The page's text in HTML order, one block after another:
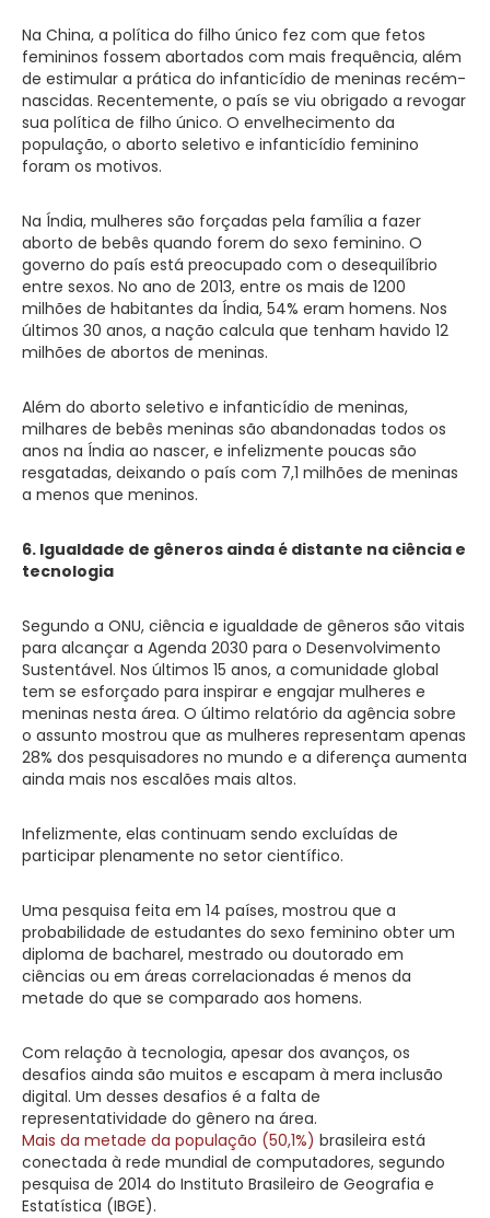
Na China, a política do filho único fez com que fetos
femininos fossem abortados com mais frequência, além
de estimular a prática do infanticídio de meninas recém-
nascidas. Recentemente, o país se viu obrigado a revogar
sua política de filho único. O envelhecimento da
população, o aborto seletivo e infanticídio feminino
foram os motivos.
Na Índia, mulheres são forçadas pela família a fazer
aborto de bebês quando forem do sexo feminino. O
governo do país está preocupado com o desequilíbrio
entre sexos. No ano de 2013, entre os mais de 1200
milhões de habitantes da Índia, 54% eram homens. Nos
últimos 30 anos, a nação calcula que tenham havido 12
milhões de abortos de meninas.
Além do aborto seletivo e infanticídio de meninas,
milhares de bebês meninas são abandonadas todos os
anos na Índia ao nascer, e infelizmente poucas são
resgatadas, deixando o país com 7,1 milhões de meninas
a menos que meninos.
6. Igualdade de gêneros ainda é distante na ciência e
tecnologia
Segundo a ONU, ciência e igualdade de gêneros são vitais
para alcançar a Agenda 2030 para o Desenvolvimento
Sustentável. Nos últimos 15 anos, a comunidade global
tem se esforçado para inspirar e engajar mulheres e
meninas nesta área. O último relatório da agência sobre
o assunto mostrou que as mulheres representam apenas
28% dos pesquisadores no mundo e a diferença aumenta
ainda mais nos escalões mais altos.
Infelizmente, elas continuam sendo excluídas de
participar plenamente no setor científico.
Uma pesquisa feita em 14 países, mostrou que a
probabilidade de estudantes do sexo feminino obter um
diploma de bacharel, mestrado ou doutorado em
ciências ou em áreas correlacionadas é menos da
metade do que se comparado aos homens.
Com relação à tecnologia, apesar dos avanços, os
desafios ainda são muitos e escapam à mera inclusão
digital. Um desses desafios é a falta de
representatividade do gênero na área.
Mais da metade da população (50,1%) brasileira está
conectada à rede mundial de computadores, segundo
pesquisa de 2014 do Instituto Brasileiro de Geografia e
Estatística (IBGE).